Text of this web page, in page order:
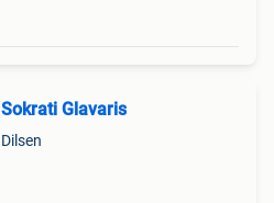
Sokrati Glavaris
Dilsen